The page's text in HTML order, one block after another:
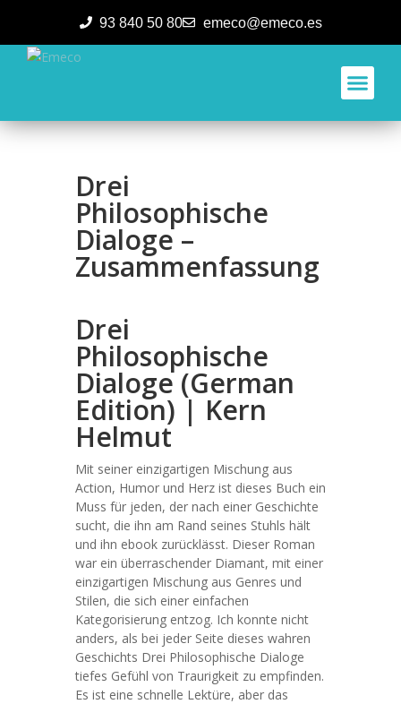
93 840 50 80 emeco@emeco.es
Drei
Philosophische
Dialoge –
Zusammenfassung
Drei
Philosophische
Dialoge (German
Edition) | Kern
Helmut
Mit seiner einzigartigen Mischung aus
Action, Humor und Herz ist dieses Buch ein
Muss für jeden, der nach einer Geschichte
sucht, die ihn am Rand seines Stuhls hält
und ihn ebook zurücklässt. Dieser Roman
war ein überraschender Diamant, mit einer
einzigartigen Mischung aus Genres und
Stilen, die sich einer einfachen
Kategorisierung entzog. Ich konnte nicht
anders, als bei jeder Seite dieses wahren
Geschichts Drei Philosophische Dialoge
tiefes Gefühl von Traurigkeit zu empfinden.
Es ist eine schnelle Lektüre, aber das